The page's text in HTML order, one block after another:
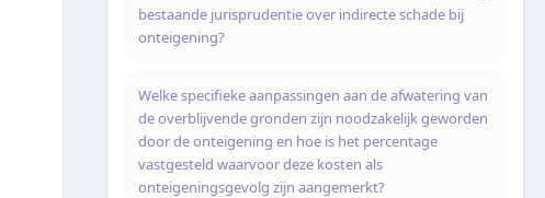
bestaande jurisprudentie over indirecte schade bij
onteigening?
Welke specifieke aanpassingen aan de afwatering van
de overblijvende gronden zijn noodzakelijk geworden
door de onteigening en hoe is het percentage
vastgesteld waarvoor deze kosten als
onteigeningsgevolg zijn aangemerkt?